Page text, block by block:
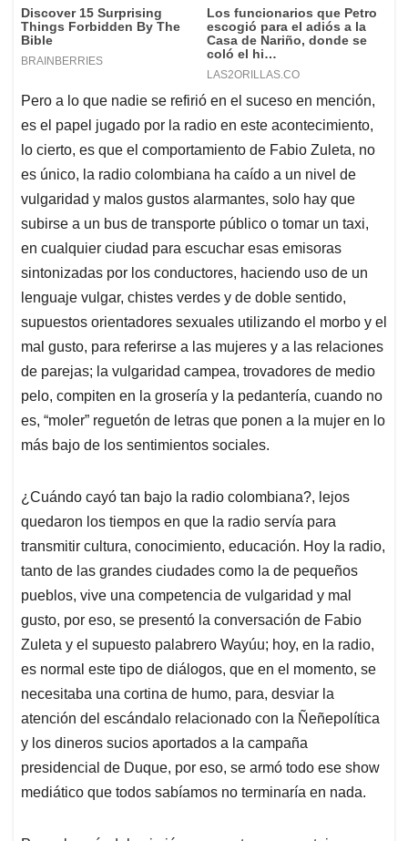
Pero a lo que nadie se refirió en el suceso en mención,
es el papel jugado por la radio en este acontecimiento,
lo cierto, es que el comportamiento de Fabio Zuleta, no
es único, la radio colombiana ha caído a un nivel de
vulgaridad y malos gustos alarmantes, solo hay que
subirse a un bus de transporte público o tomar un taxi,
en cualquier ciudad para escuchar esas emisoras
sintonizadas por los conductores, haciendo uso de un
lenguaje vulgar, chistes verdes y de doble sentido,
supuestos orientadores sexuales utilizando el morbo y el
mal gusto, para referirse a las mujeres y a las relaciones
de parejas; la vulgaridad campea, trovadores de medio
pelo, compiten en la grosería y la pedantería, cuando no
es, “moler” reguetón de letras que ponen a la mujer en lo
más bajo de los sentimientos sociales.
¿Cuándo cayó tan bajo la radio colombiana?, lejos
quedaron los tiempos en que la radio servía para
transmitir cultura, conocimiento, educación. Hoy la radio,
tanto de las grandes ciudades como la de pequeños
pueblos, vive una competencia de vulgaridad y mal
gusto, por eso, se presentó la conversación de Fabio
Zuleta y el supuesto palabrero Wayúu; hoy, en la radio,
es normal este tipo de diálogos, que en el momento, se
necesitaba una cortina de humo, para, desviar la
atención del escándalo relacionado con la Ñeñepolítica
y los dineros sucios aportados a la campaña
presidencial de Duque, por eso, se armó todo ese show
mediático que todos sabíamos no terminaría en nada.